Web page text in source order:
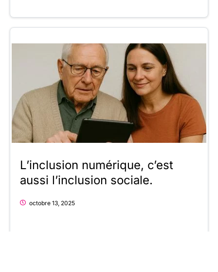
L’inclusion numérique, c’est
aussi l’inclusion sociale.
octobre 13, 2025